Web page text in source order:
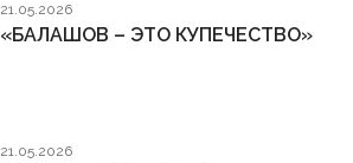
21.05.2026
«БАЛАШОВ – ЭТО КУПЕЧЕСТВО»
21.05.2026